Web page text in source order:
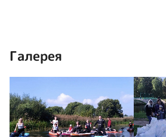
Галерея